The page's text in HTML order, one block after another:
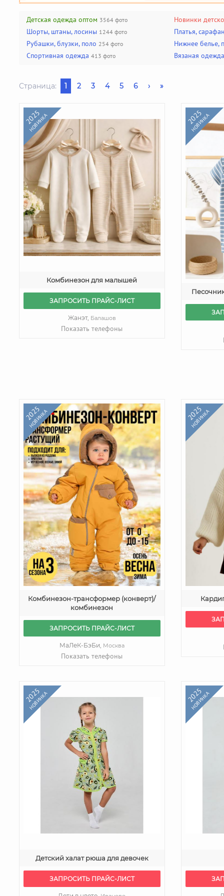
Производители галстуков, ремней, подтяжек(18)
Найти производителя
Детская одежда оптом 3564 фото Новинки
Шорты, штаны, лосины 1244 фото Платья,
Рубашки, блузки, поло 254 фото Нижнее белье,
Спортивная одежда 413 фото Вязаная одежда
Страница: 1 2 3 4 5 6 › »
2025
НОВИНКА
Комбинезон для малышей
ЗАПРОСИТЬ ПРАЙС-ЛИСТ
Жанэт, Балашов
Показать телефоны
2025
НОВИНКА
2025
НОВИНКА
Комбинезон-трансформер (конверт)/
комбинезон
ЗАПРОСИТЬ ПРАЙС-ЛИСТ
МаЛеК-БэБи, Москва
Показать телефоны
2025
НОВИНКА
2025
НОВИНКА
Детский халат рюша для девочек
ЗАПРОСИТЬ ПРАЙС-ЛИСТ
2025
НОВИНКА